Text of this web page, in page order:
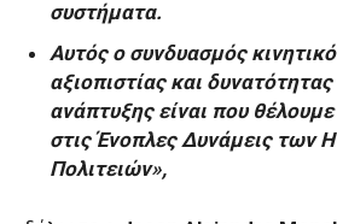
συστήματα.
Αυτός ο συνδυασμός
αξιοπιστίας και δυνατότητας
ανάπτυξης είναι που
στις Ένοπλες Δυνάμεις των
Πολιτειών»,